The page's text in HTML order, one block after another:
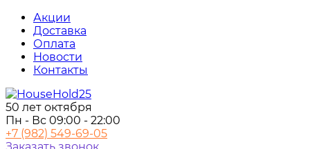
Акции
Доставка
Оплата
Новости
Контакты
50 лет октября
Пн - Вс 09:00 - 22:00
+7 (982) 549-69-05